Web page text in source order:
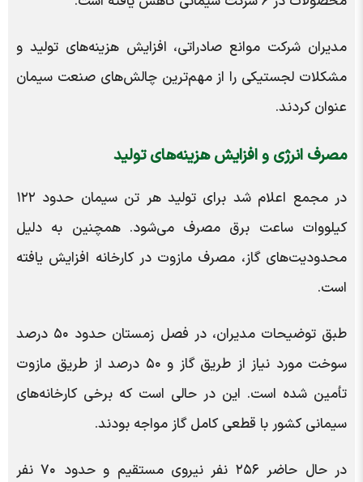
مدیران شرکت موانع صادراتی، افزایش هزینه‌های تولید و
مشکلات لجستیکی را از مهم‌ترین چالش‌های صنعت سیمان
عنوان کردند.
مصرف انرژی و افزایش هزینه‌های تولید
در مجمع اعلام شد برای تولید هر تن سیمان حدود ۱۲۲
کیلووات ساعت برق مصرف می‌شود. همچنین به دلیل
محدودیت‌های گاز، مصرف مازوت در کارخانه افزایش یافته
است.
طبق توضیحات مدیران، در فصل زمستان حدود ۵۰ درصد
سوخت مورد نیاز از طریق گاز و ۵۰ درصد از طریق مازوت
تأمین شده است. این در حالی است که برخی کارخانه‌های
سیمانی کشور با قطعی کامل گاز مواجه بودند.
در حال حاضر ۲۵۶ نفر نیروی مستقیم و حدود ۷۰ نفر